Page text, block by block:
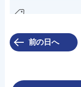
前の日へ